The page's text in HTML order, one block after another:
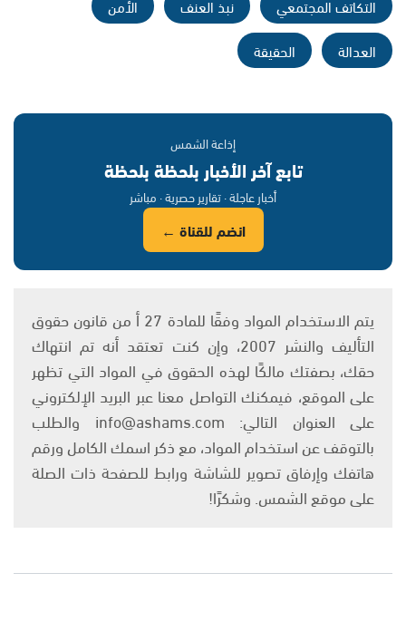
التكاتف المجتمعي نبذ العنف
الأمن
العدالة
الحقيقة
إذاعة الشمس
تابع آخر الأخبار بلحظة بلحظة
أخبار عاجلة · تقارير حصرية · مباشر
انضم للقناة ←
يتم الاستخدام المواد وفقًا للمادة 27 أ من قانون حقوق
التأليف والنشر 2007، وإن كنت تعتقد أنه تم انتهاك
حقك، بصفتك مالكًا لهذه الحقوق في المواد التي تظهر
على الموقع، فيمكنك التواصل معنا عبر البريد الإلكتروني
على العنوان التالي: info@ashams.com والطلب
بالتوقف عن استخدام المواد، مع ذكر اسمك الكامل ورقم
هاتفك وإرفاق تصوير للشاشة ورابط للصفحة ذات الصلة
على موقع الشمس. وشكرًا!